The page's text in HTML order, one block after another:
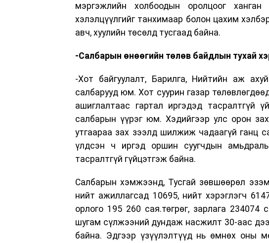
мэргэжлийн холбоодын оролцоог ханган
хэлэлцүүлгийг танхимаар болон цахим
авч, хуулийн төсөлд тусгаад байна.
-Салбарын өнөөгийн төлөв байдлын тухай
-Хот байгуулалт, Барилга, Нийтийн аж
салбарууд юм. Хот суурин газар
ашиглалтаас гартал иргэдэд тасралтгүй
салбарын үүрэг юм. Хэдийгээр улс орон
утгаараа зах зээлд шилжиж чадаагүй ганц
үлдсэн ч иргэд оршин суугчдын
тасралтгүй гүйцэтгэж байна.
Салбарын хэмжээнд, Тусгай зөвшөөрөл
нийт ажиллагсад 10695, нийт хэрэглэгч
орлого 195 260 сая.төгрөг, зарлага 234074
шугам сүлжээний дундаж насжилт 30-аас
байна. Эдгээр үзүүлэлтүүд нь өмнөх оны